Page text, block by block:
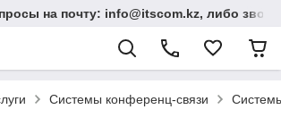
на почту: info@itscom.kz, либо
Системы конференц-связи